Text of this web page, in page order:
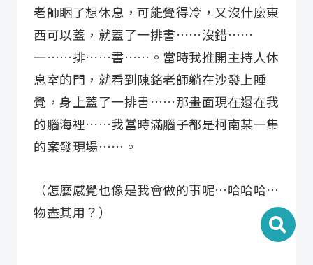
老師睏了想休息，可能覺得冷，又沒什麼東
西可以蓋，就蓋了一排書……沒錯……
一……排……書……。當時我推開主持人休
息室的門，就看到陳銘老師躺在沙發上睡
覺，身上蓋了一排書……那畫面現在還在我
的腦海裡……我當時滿腦子都是柯南某一集
的案發現場……。
（怎麼感覺也像是我會做的事呢…哈哈哈…
物盡其用？）